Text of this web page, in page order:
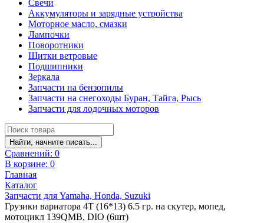
Свечи
Аккумуляторы и зарядные устройства
Моторное масло, смазки
Лампочки
Поворотники
Щитки ветровые
Подшипники
Зеркала
Запчасти на бензопилы
Запчасти на снегоходы Буран, Тайга, Рысь
Запчасти для лодочных моторов
Найти, начните писать...
Сравнений: 0
В корзине: 0
Главная
Каталог
Запчасти для Yamaha, Honda, Suzuki
Грузики вариатора 4Т (16*13) 6.5 гр. на скутер, мопед,
мотоцикл 139QMB, DIO (6шт)